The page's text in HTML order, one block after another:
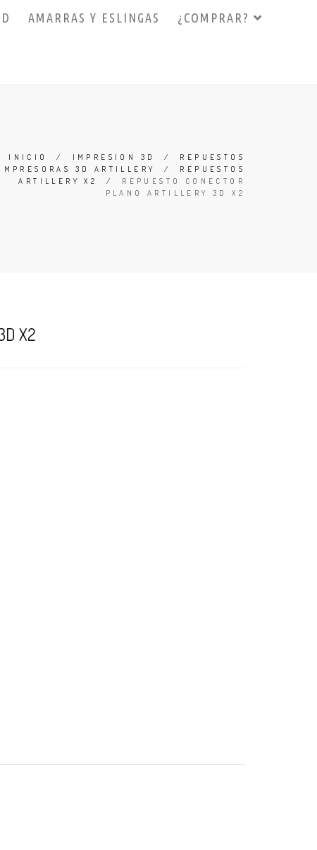
AMARRAS Y ESLINGAS ¿COMPRAR?
INICIO / IMPRESION 3D / REPUESTOS
IMPRESORAS 3D ARTILLERY
/ REPUESTOS
ARTILLERY X2
/ REPUESTO CONECTOR
PLANO ARTILLERY 3D X2
X2